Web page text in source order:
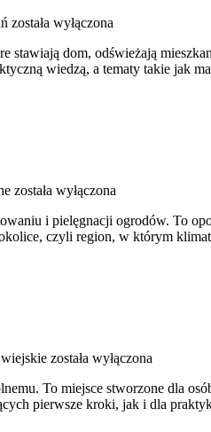
została wyłączona
dom, odświeżają
wiedzą, a tematy takie jak
została wyłączona
i pielęgnacji ogrodów. To
czyli region, w którym
została wyłączona
To miejsce stworzone dla
pierwsze kroki, jak i dla